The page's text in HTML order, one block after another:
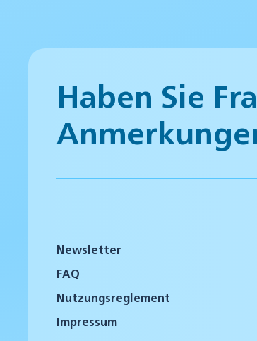
Haben Sie
Newsletter
FAQ
Nutzungsreglement
Impressum